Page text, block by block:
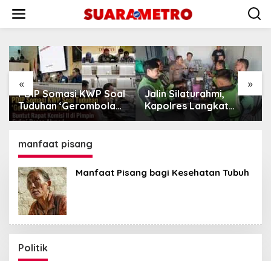
konten
« »
PDIP Somasi KWP Soal
Tuduhan ‘Gerombolan
Sirkus’, Buntut Rapat
Sufmi Dasco Ahmad
Jalin Silaturahmi,
Kapolres Langkat
Ngopi Bareng
manfaat pisang
Manfaat Pisang bagi Kesehatan Tubuh
Politik